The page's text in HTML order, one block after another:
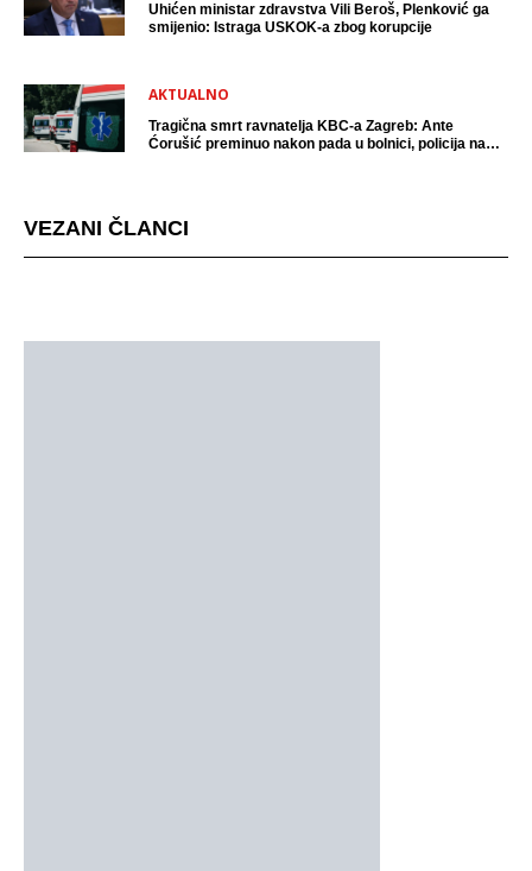
Uhićen ministar zdravstva Vili Beroš, Plenković ga
smijenio: Istraga USKOK-a zbog korupcije
AKTUALNO
Tragična smrt ravnatelja KBC-a Zagreb: Ante
Ćorušić preminuo nakon pada u bolnici, policija na
VEZANI ČLANCI